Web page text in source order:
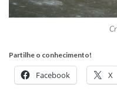
Partilhe o conhecimento!
Facebook X